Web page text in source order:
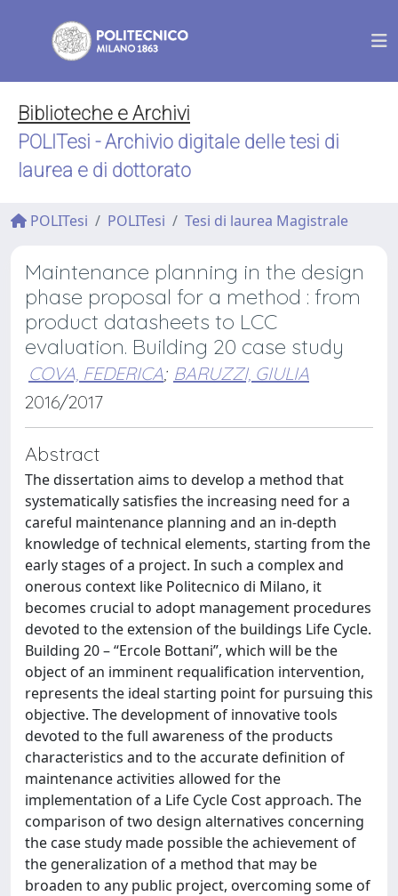
Biblioteche e Archivi
POLITesi - Archivio digitale delle tesi di
laurea e di dottorato
POLITesi POLITesi Tesi di laurea Magistrale
Maintenance planning in the design
phase proposal for a method : from
product datasheets to LCC
evaluation. Building 20 case study
COVA, FEDERICA; BARUZZI, GIULIA
2016/2017
Abstract
The dissertation aims to develop a method that
systematically satisfies the increasing need for a
careful maintenance planning and an in-depth
knowledge of technical elements, starting from the
early stages of a project. In such a complex and
onerous context like Politecnico di Milano, it
becomes crucial to adopt management procedures
devoted to the extension of the buildings Life Cycle.
Building 20 – “Ercole Bottani”, which will be the
object of an imminent requalification intervention,
represents the ideal starting point for pursuing this
objective. The development of innovative tools
devoted to the full awareness of the products
characteristics and to the accurate definition of
maintenance activities allowed for the
implementation of a Life Cycle Cost approach. The
comparison of two design alternatives concerning
the case study made possible the achievement of
the generalization of a method that may be
broaden to any public project, overcoming some of